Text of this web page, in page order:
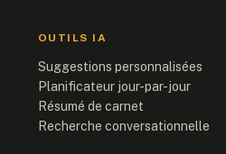
OUTILS IA
Suggestions personnalisées
Planificateur jour-par-jour
Résumé de carnet
Recherche conversationnelle